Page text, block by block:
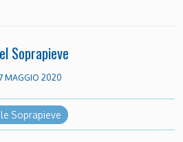
Soprapieve
MAGGIO 2020
Soprapieve